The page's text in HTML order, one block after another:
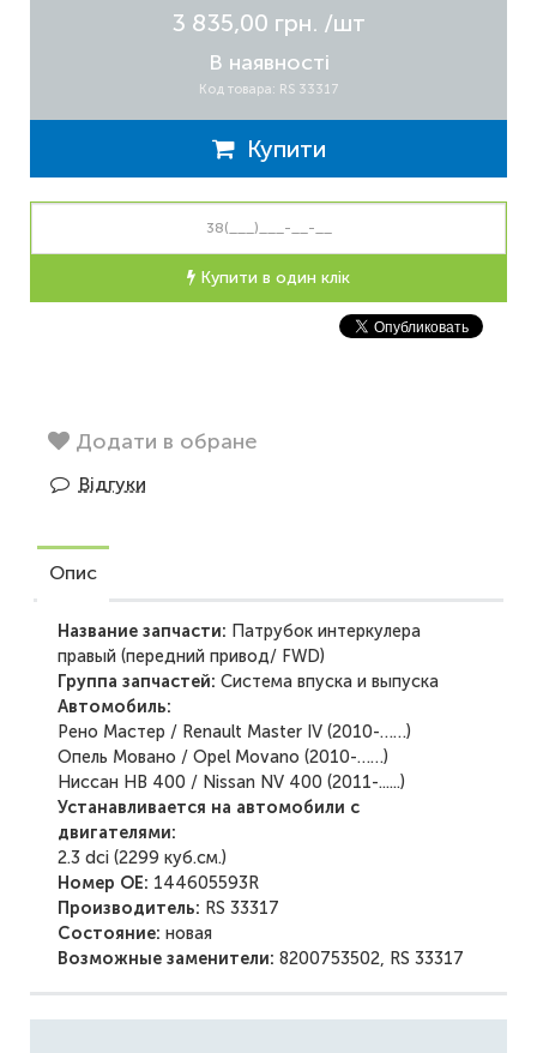
3 835,00 грн. /шт
В наявності
Код товара: RS 33317
Купити
Купити в один клік
Додати в обране
Відгуки
Опис
Название запчасти: Патрубок интеркулера
правый (передний привод/ FWD)
Группа запчастей: Система впуска и выпуска
Автомобиль:
Рено Мастер / Renault Master IV (2010-……)
Опель Мовано / Opel Movano (2010-……)
Ниссан НВ 400 / Nissan NV 400 (2011-......)
Устанавливается на автомобили с
двигателями:
2.3 dci (2299 куб.см.)
Номер ОЕ: 144605593R
Производитель: RS 33317
Состояние: новая
Возможные заменители: 8200753502, RS 33317